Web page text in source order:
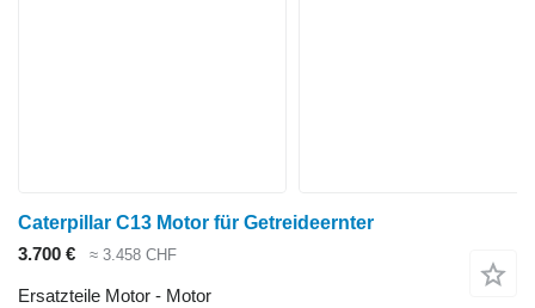
Caterpillar C13 Motor für Getreideernter
3.700 €
≈ 3.458 CHF
Ersatzteile Motor - Motor